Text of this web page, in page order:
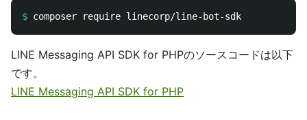
$
LINE Messaging API SDK for PHPのソースコードは以下
です。
LINE Messaging API SDK for PHP